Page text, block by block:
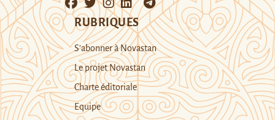
RUBRIQUES
S’abonner à Novastan
Le projet Novastan
Charte éditoriale
Equipe